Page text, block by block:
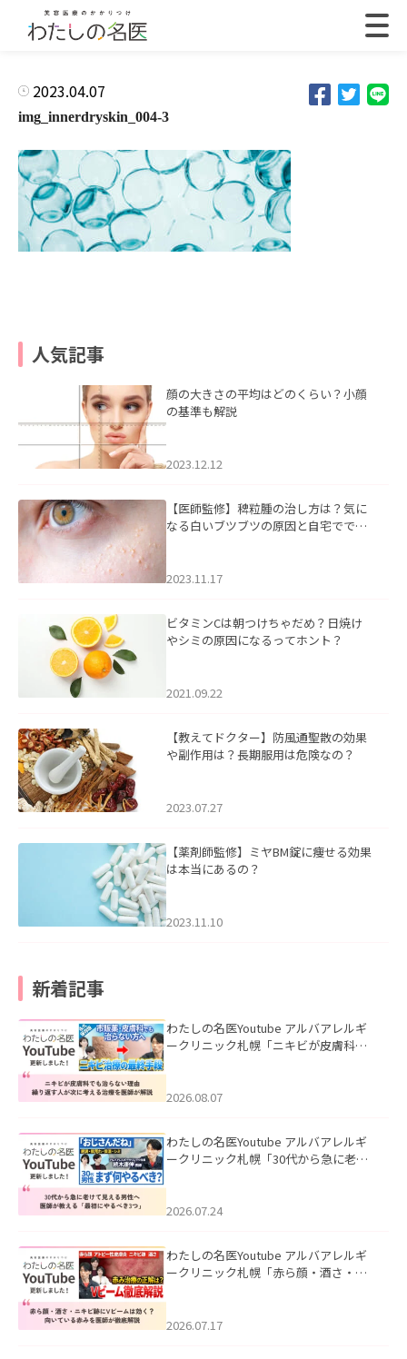
2023.04.07
img_innerdryskin_004-3
人気記事
顔の大きさの平均はどのくらい？小顔
の基準も解説
2023.12.12
【医師監修】稗粒腫の治し方は？気に
なる白いブツブツの原因と自宅ででき
2023.11.17
ビタミンCは朝つけちゃだめ？日焼け
やシミの原因になるってホント？
2021.09.22
【教えてドクター】防風通聖散の効果
や副作用は？長期服用は危険なの？
2023.07.27
【薬剤師監修】ミヤBM錠に痩せる効果
は本当にあるの？
2023.11.10
新着記事
わたしの名医Youtube アルバアレルギ
ークリニック札幌「ニキビが皮膚科で
ました。
2026.08.07
わたしの名医Youtube アルバアレルギ
ークリニック札幌「30代から急に老け
た。
2026.07.24
わたしの名医Youtube アルバアレルギ
ークリニック札幌「赤ら顔・酒さ・ニ
した。
2026.07.17